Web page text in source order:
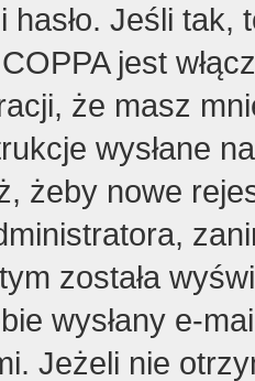
hasło. Jeśli tak,
jest
że masz
wysłane
żeby nowe
została
wysłany e-
Jeżeli nie